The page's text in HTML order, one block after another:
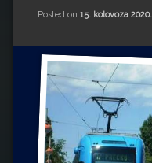
Matea Andrić
Ljiljana Lekanić-Kljaić
Željko Krznarić
Posted on 15. kolovoza 2020.